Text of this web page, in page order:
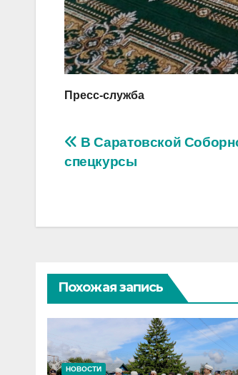
Пресс-служба
Навигация
В Саратовской
спецкурсы
Похожая запись
НОВОСТИ